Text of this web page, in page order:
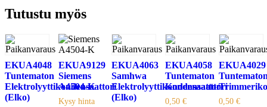
Tutustu myös
EKUA4048
Tuntematon
Elektrolyyttikondensaattori
(Elko)
EKUA9129
Siemens
A4504-K
Kysy hinta
EKUA4063
Samhwa
Elektrolyyttikondensaattori
(Elko)
EKUA4058
Tuntematon
Kondensaattori
0,50 €
EKUA4029
0,50 €